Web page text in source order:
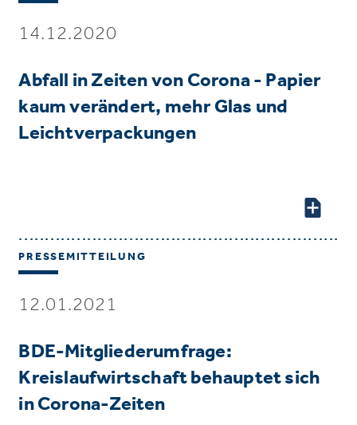
14.12.2020
Abfall in Zeiten von Corona - Papier
kaum verändert, mehr Glas und
Leichtverpackungen
PRESSEMITTEILUNG
12.01.2021
BDE-Mitgliederumfrage:
Kreislaufwirtschaft behauptet sich
in Corona-Zeiten